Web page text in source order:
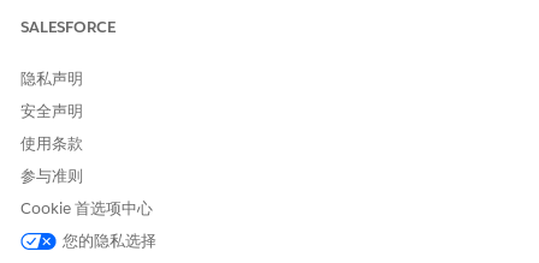
SALESFORCE
隐私声明
安全声明
使用条款
参与准则
Cookie 首选项中心
您的隐私选择